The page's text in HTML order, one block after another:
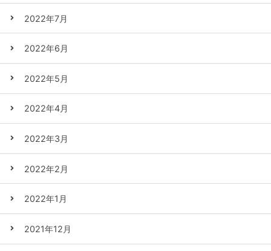
2022年7月
2022年6月
2022年5月
2022年4月
2022年3月
2022年2月
2022年1月
2021年12月